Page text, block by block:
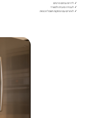
✓ לדירות ובתים פרטיים
✓ לעבודה מהבית ולמשרד
✓ לאזורים עם הפסקות חשמל תכופות